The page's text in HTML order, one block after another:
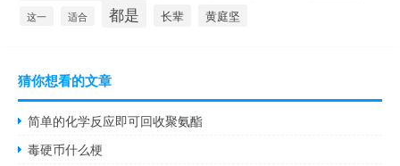
这一 适合 都是 长辈 黄庭坚
猜你想看的文章
简单的化学反应即可回收聚氨酯
毒硬币什么梗